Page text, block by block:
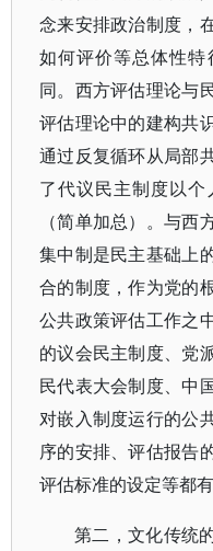
念来安排政治制度，
如何评价等总体性
同。西方评估理论与
评估理论中的建构共
通过反复循环从局部
了代议民主制度以
（简单加总）。与西
集中制是民主基础上
合的制度，作为党的
公共政策评估工作之
的议会民主制度、党
民代表大会制度、中
对嵌入制度运行的公
序的安排、评估报告
评估标准的设定等都
第二，文化传统